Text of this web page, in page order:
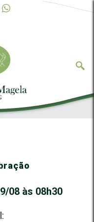
08 às 08h30